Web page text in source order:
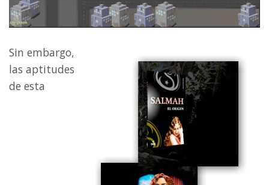
Sin embargo,
las aptitudes
de esta